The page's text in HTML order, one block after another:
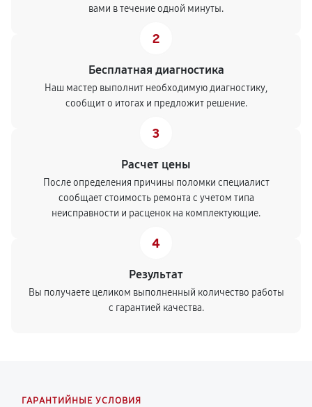
вами в течение одной минуты.
2
Бесплатная диагностика
Наш мастер выполнит необходимую диагностику,
сообщит о итогах и предложит решение.
3
Расчет цены
После определения причины поломки специалист
сообщает стоимость ремонта с учетом типа
неисправности и расценок на комплектующие.
4
Результат
Вы получаете целиком выполненный количество работы
с гарантией качества.
ГАРАНТИЙНЫЕ УСЛОВИЯ